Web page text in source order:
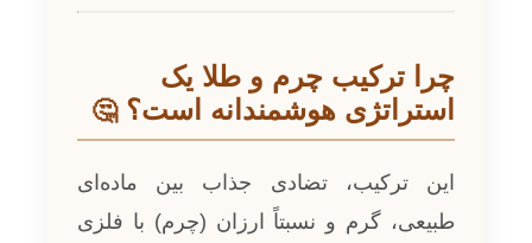
چرا ترکیب چرم و طلا یک
استراتژی هوشمندانه است؟🤔
این ترکیب، تضادی جذاب بین ماده‌ای
طبیعی، گرم و نسبتاً ارزان (چرم) با فلزی